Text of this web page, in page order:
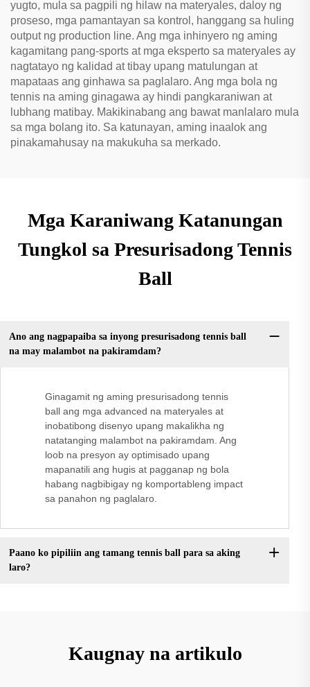
yugto, mula sa pagpili ng hilaw na materyales, daloy ng
proseso, mga pamantayan sa kontrol, hanggang sa huling
output ng production line. Ang mga inhinyero ng aming
kagamitang pang-sports at mga eksperto sa materyales ay
nagtatayo ng kalidad at tibay upang matulungan at
mapataas ang ginhawa sa paglalaro. Ang mga bola ng
tennis na aming ginagawa ay hindi pangkaraniwan at
lubhang matibay. Makikinabang ang bawat manlalaro mula
sa mga bolang ito. Sa katunayan, aming inaalok ang
pinakamahusay na makukuha sa merkado.
Mga Karaniwang Katanungan
Tungkol sa Presurisadong Tennis
Ball
Ano ang nagpapaiba sa inyong presurisadong tennis ball
na may malambot na pakiramdam?
Ginagamit ng aming presurisadong tennis
ball ang mga advanced na materyales at
inobatibong disenyo upang makalikha ng
natatanging malambot na pakiramdam. Ang
loob na presyon ay optimisado upang
mapanatili ang hugis at pagganap ng bola
habang nagbibigay ng komportableng impact
sa panahon ng paglalaro.
Paano ko pipiliin ang tamang tennis ball para sa aking
laro?
Kaugnay na artikulo